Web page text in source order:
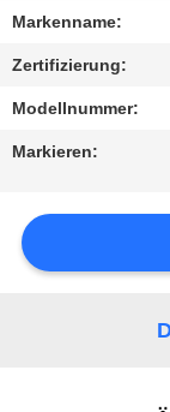
MIT
UNS
Markenname:
Zertifizierung:
Modellnummer:
Markieren: